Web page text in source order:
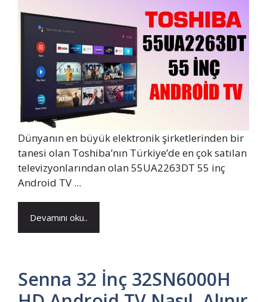
Dünyanın en büyük elektronik şirketlerinden bir
tanesi olan Toshiba’nın Türkiye’de en çok satılan
televizyonlarından olan 55UA2263DT 55 inç
Android TV ...
Devamını oku..
Senna 32 İnç 32SN6000H